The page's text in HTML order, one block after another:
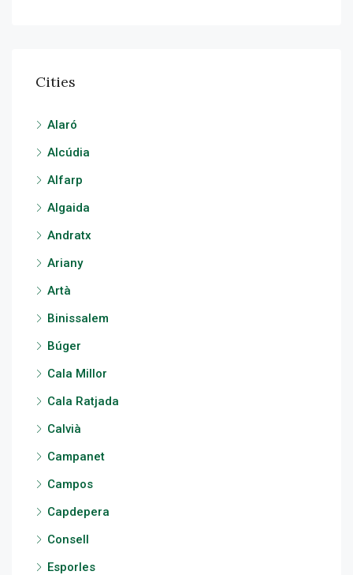
Cities
Alaró
Alcúdia
Alfarp
Algaida
Andratx
Ariany
Artà
Binissalem
Búger
Cala Millor
Cala Ratjada
Calvià
Campanet
Campos
Capdepera
Consell
Esporles